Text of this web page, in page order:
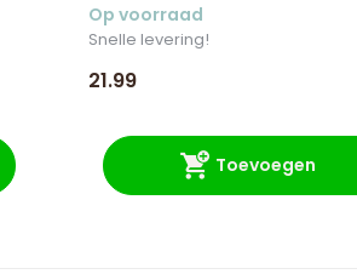
Op voorraad
Snelle levering!
21.99
Toevoegen